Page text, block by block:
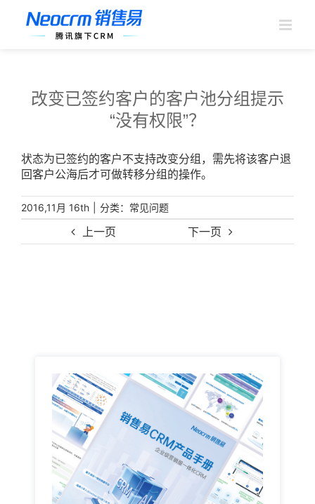
上一页 下一页
改变已签约客户的客户池分组提示
“没有权限”？
状态为已签约的客户不支持改变分组，需先将该客户退
回客户公海后才可做转移分组的操作。
2016,11月 16th 分类： 常见问题